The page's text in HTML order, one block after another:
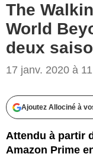
The
World
deux
17 janv. 2020 à
Ajoutez Allociné à
Attendu à partir
Amazon Prime